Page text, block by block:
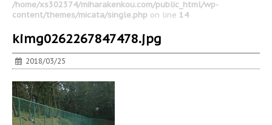
/home/xs302374/miharakenkou.com/public_html/wp-
content/themes/micata/single.php on line 14
kimg0262267847478.jpg
2018/03/25